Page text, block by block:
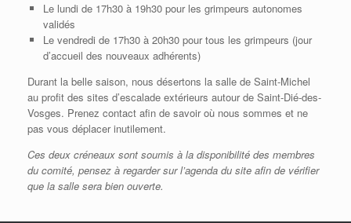
Le lundi de 17h30 à 19h30 pour les grimpeurs autonomes
validés
Le vendredi de 17h30 à 20h30 pour tous les grimpeurs (jour
d’accueil des nouveaux adhérents)
Durant la belle saison, nous désertons la salle de Saint-Michel
au profit des sites d’escalade extérieurs autour de Saint-Dié-des-
Vosges. Prenez contact afin de savoir où nous sommes et ne
pas vous déplacer inutilement.
Ces deux créneaux sont soumis à la disponibilité des membres
du comité, pensez à regarder sur l’agenda du site afin de vérifier
que la salle sera bien ouverte.